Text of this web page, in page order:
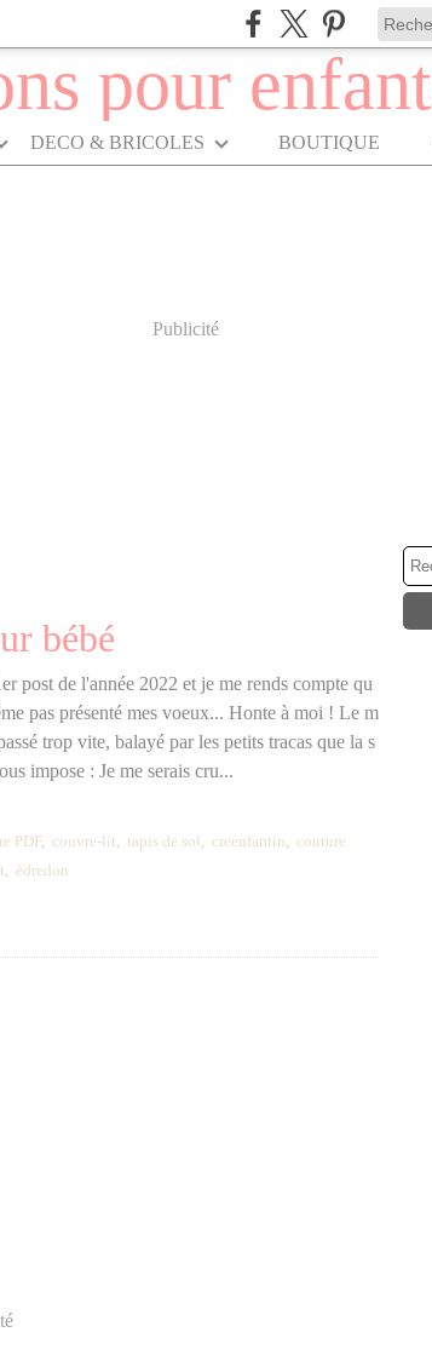
DECO & BRICOLES BOUTIQUE
Publicité
bébé
post de l'année 2022 et je me rends compte qu
pas présenté mes voeux... Honte à moi ! Le m
trop vite, balayé par les petits tracas que la s
impose : Je me serais cru...
PDF, couvre-lit, tapis de sol, creenfantin, couture
, édredon